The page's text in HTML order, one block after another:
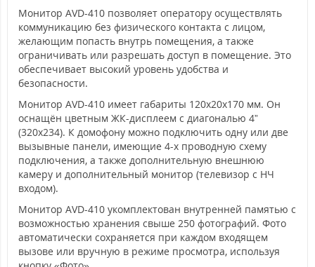
Монитор AVD-410 позволяет оператору осуществлять
коммуникацию без физического контакта с лицом,
желающим попасть внутрь помещения, а также
ограничивать или разрешать доступ в помещение. Это
обеспечивает высокий уровень удобства и
безопасности.
Монитор AVD-410 имеет габариты 120x20x170 мм. Он
оснащён цветным ЖК-дисплеем с диагональю 4”
(320x234). К домофону можно подключить одну или две
вызывные панели, имеющие 4-х проводную схему
подключения, а также дополнительную внешнюю
камеру и дополнительный монитор (телевизор с НЧ
входом).
Монитор AVD-410 укомплектован внутренней памятью с
возможностью хранения свыше 250 фотографий. Фото
автоматически сохраняется при каждом входящем
вызове или вручную в режиме просмотра, используя